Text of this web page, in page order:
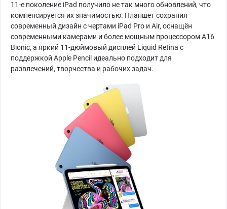
11-е поколение iPad получило не так много обновлений, что
компенсируется их значимостью. Планшет сохранил
современный дизайн с чертами iPad Pro и Air, оснащён
современными камерами и более мощным процессором A16
Bionic, а яркий 11-дюймовый дисплей Liquid Retina с
поддержкой Apple Pencil идеально подходит для
развлечений, творчества и рабочих задач.